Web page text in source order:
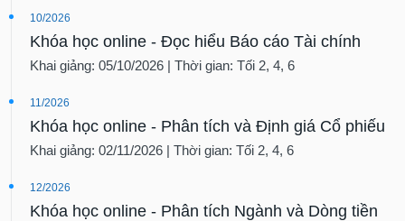
10/2026
Khóa học online - Đọc hiểu Báo cáo Tài chính
Khai giảng: 05/10/2026 | Thời gian: Tối 2, 4, 6
11/2026
Khóa học online - Phân tích và Định giá Cổ phiếu
Khai giảng: 02/11/2026 | Thời gian: Tối 2, 4, 6
12/2026
Khóa học online - Phân tích Ngành và Dòng tiền